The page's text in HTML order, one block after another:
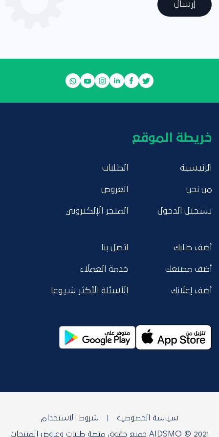
إرسال
خريطة الموقع
الرئيسية
من نحن
تسجيل الدخول
الطلبات
العروض
المتجر الإلكتروني
أضف طلبك
أضف مصنعك
أضف إعلانك
اتصل بنا
خدمة العملاء
الأسئلة الأكثر شيوعا
سياسة الخصوصية شروط الاستخدام
AIDSMO © 2021 جميع حقوق منصة طلبات وعروض المنتجات